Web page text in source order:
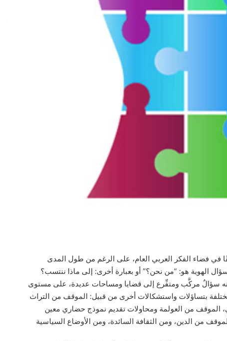
في فضاء الفكر العربي العام، على الرغم من طول المدى
الهوية هو: “من نحن؟” أو بعبارة أخرى: إلى ماذا ننتسب؟
سؤالٌ مركَّب ومتفِّرع إلى قضايا ومساحات عديدة، على مستوى
بتساؤلات واستشكالات أخرى من قبيل: الموقف من التراث
الموقف من العولمة ومحاولات تقديم نموذج حضاري معين
من الدين، ومن الثقافة السائدة، ومن الأوضاع السياسية